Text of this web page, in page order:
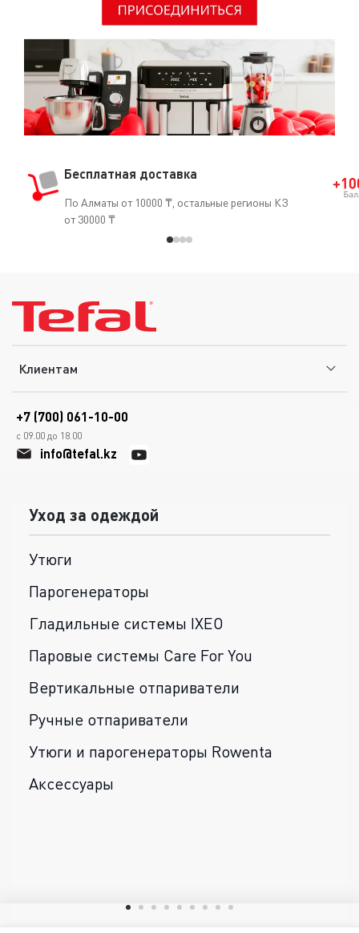
Бесплатная доставка
По Алматы от 10000 ₸, остальные регионы КЗ
от 30000 ₸
Клиентам
+7 (700) 061-10-00
с 09.00 до 18.00
info@tefal.kz
Уход за одеждой
Утюги
Парогенераторы
Гладильные системы IXEO
Паровые системы Care For You
Вертикальные отпариватели
Ручные отпариватели
Утюги и парогенераторы Rowenta
Аксессуары